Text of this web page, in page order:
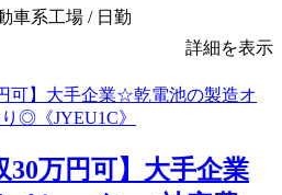
車系工場 / 日勤
詳細を表示
30万円可】大手企業